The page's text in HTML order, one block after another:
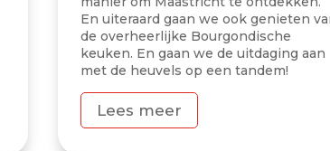
En uiteraard gaan we ook genieten
de overheerlijke Bourgondische
keuken. En gaan we de uitdaging aan
met de heuvels op een tandem!
Lees meer